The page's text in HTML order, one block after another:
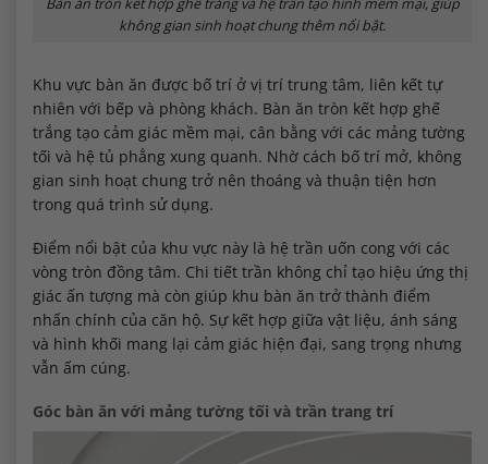
không gian sinh hoạt chung thêm nổi bật.
Khu vực bàn ăn được bố trí ở vị trí trung tâm, liên kết tự
nhiên với bếp và phòng khách. Bàn ăn tròn kết hợp ghế
trắng tạo cảm giác mềm mại, cân bằng với các mảng tường
tối và hệ tủ phẳng xung quanh. Nhờ cách bố trí mở, không
gian sinh hoạt chung trở nên thoáng và thuận tiện hơn
trong quá trình sử dụng.
Điểm nổi bật của khu vực này là hệ trần uốn cong với các
vòng tròn đồng tâm. Chi tiết trần không chỉ tạo hiệu ứng thị
giác ấn tượng mà còn giúp khu bàn ăn trở thành điểm
nhấn chính của căn hộ. Sự kết hợp giữa vật liệu, ánh sáng
và hình khối mang lại cảm giác hiện đại, sang trọng nhưng
vẫn ấm cúng.
Góc bàn ăn với mảng tường tối và trần trang trí